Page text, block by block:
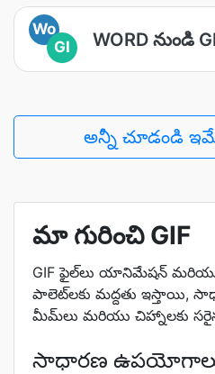
Wo
GI
WORD నుండి
అన్నీ చూడండి
మా గురించి GIF
GIF ఫైల్‌లు యానిమేషన్
పాలెట్‌లకు మద్దతు ఇస్తాయి,
మీమ్‌లు మరియు చిహ్నాలకు
సాధారణ